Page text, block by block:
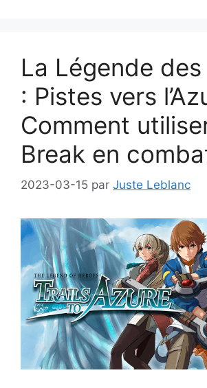
La Légende
: Pistes vers
Comment
Break en
2023-03-15 par Juste Leblanc